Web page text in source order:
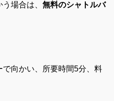
場合は、 無料のシャトルバ
向かい、所要時間5分、 料